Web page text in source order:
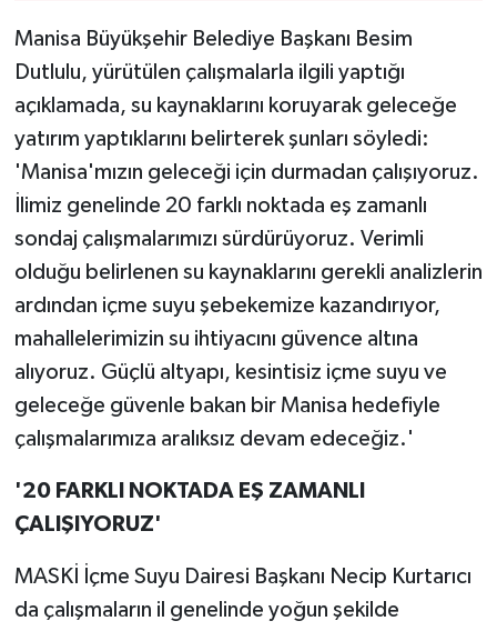
Manisa Büyükşehir Belediye Başkanı Besim
Dutlulu, yürütülen çalışmalarla ilgili yaptığı
açıklamada, su kaynaklarını koruyarak geleceğe
yatırım yaptıklarını belirterek şunları söyledi:
'Manisa'mızın geleceği için durmadan çalışıyoruz.
İlimiz genelinde 20 farklı noktada eş zamanlı
sondaj çalışmalarımızı sürdürüyoruz. Verimli
olduğu belirlenen su kaynaklarını gerekli analizlerin
ardından içme suyu şebekemize kazandırıyor,
mahallelerimizin su ihtiyacını güvence altına
alıyoruz. Güçlü altyapı, kesintisiz içme suyu ve
geleceğe güvenle bakan bir Manisa hedefiyle
çalışmalarımıza aralıksız devam edeceğiz.'
'20 FARKLI NOKTADA EŞ ZAMANLI
ÇALIŞIYORUZ'
MASKİ İçme Suyu Dairesi Başkanı Necip Kurtarıcı
da çalışmaların il genelinde yoğun şekilde